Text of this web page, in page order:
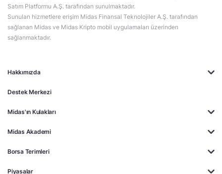
Hakkımızda
Destek Merkezi
Midas'ın Kulakları
Midas Akademi
Borsa Terimleri
Piyasalar
Satım Platformu A.Ş. tarafından sunulmaktadır.
Sunulan hizmetlere erişim Midas Finansal Teknolojiler A.Ş. tarafından
sağlanan Midas ve Midas Kripto mobil uygulamaları üzerinden
sağlanmaktadır.